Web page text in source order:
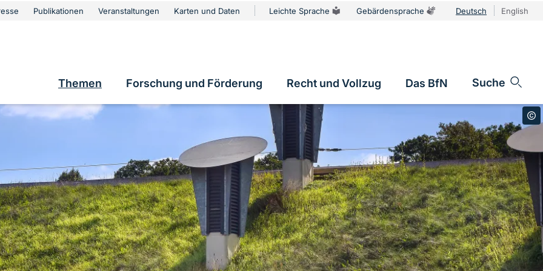
Publikationen Veranstaltungen Karten und Daten Leichte Sprache Gebärdensprache Deutsch English
Hauptnavigation
Themen Forschung und Förderung Recht und Vollzug Das BfN Suche